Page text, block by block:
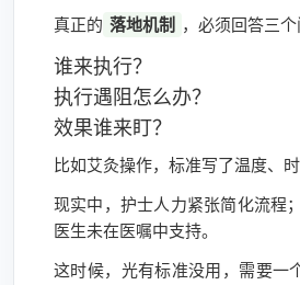
真正的 落地机制 ，必须回答三个
谁来执行？
执行遇阻怎么办？
效果谁来盯？
比如艾灸操作，标准写了温度、时
现实中，护士人力紧张简化流程
医生未在医嘱中支持。
这时候，光有标准没用，需要一